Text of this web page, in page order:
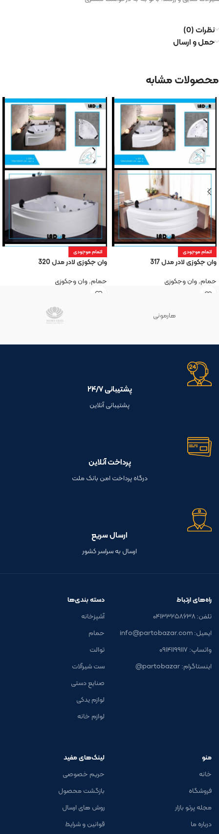
نظرات (0)
حمل و ارسال
محصولات مشابه
اتمام موجودی
وان جکوزی لادر مدل 317
حمام,وان وجکوزی
اتمام موجودی
وان جکوزی لادر مدل 320
حمام,وان وجکوزی
هارمونی
پشتیبانی ۲۴/۷
پشتیبانی آنلاین
پرداخت آنلاین
درگاه پرداخت امن بانک ملت
ارسال سریع
ارسال به سراسر کشور
راه‌های ارتباط
تلفن: ۰۴۱۳۳۲۵۸۶۳۸
ایمیل: info@partobazar.com
واتساپ: ۰۹۱۴۱۱۹۹۱۱۷
اینستاگرام: partobazar@
دسته بندی‌ها
آشپزخانه
حمام
توالت
ست شیرآلات
صنایع دستی
لوازم یدکی
لوازم خانه
منو
خانه
فروشگاه
مجله پرتو بازار
درباره ما
لینک‌های مفید
حریم خصوصی
بازگشت محصول
روش های ارسال
قوانین و شرایط